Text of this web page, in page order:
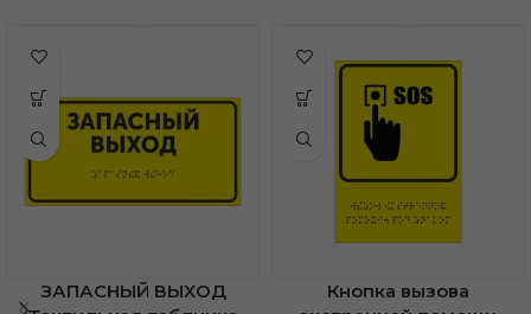
ЗАПАСНЫЙ ВЫХОД
Кнопка вызова